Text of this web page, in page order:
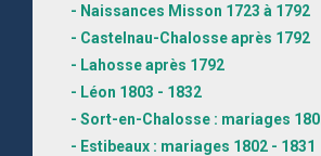
- Naissances Misson 1723 à 1792
- Castelnau-Chalosse après 1792
- Lahosse après 1792
- Léon 1803 - 1832
- Sort-en-Chalosse : mariages
- Estibeaux : mariages 1802 - 1831